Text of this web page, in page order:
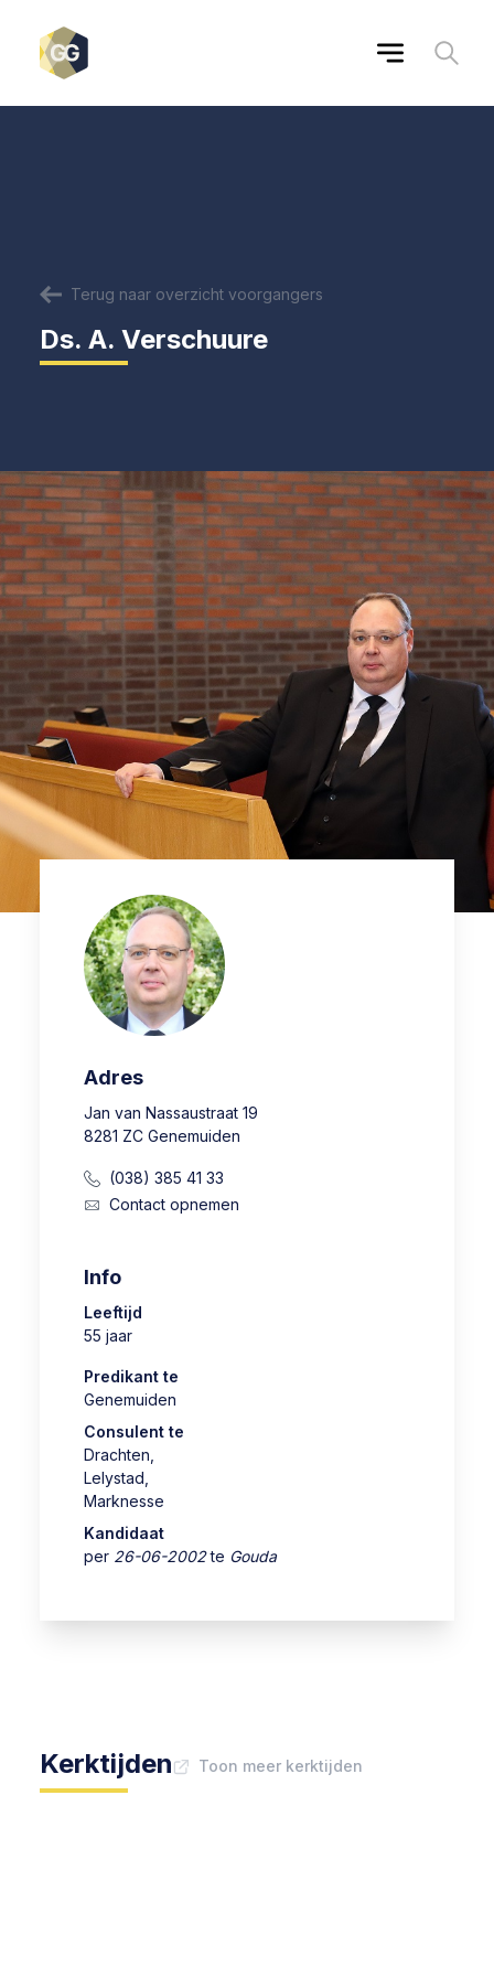
Terug naar overzicht voorgangers
Ds. A. Verschuure
Kerktijden Toon meer kerktijden
Adres
Jan van Nassaustraat 19
8281 ZC Genemuiden
(038) 385 41 33
Contact opnemen
Info
Leeftijd
55 jaar
Predikant te
Genemuiden
Consulent te
Drachten
Lelystad
Marknesse
Kandidaat
per 26-06-2002te Gouda